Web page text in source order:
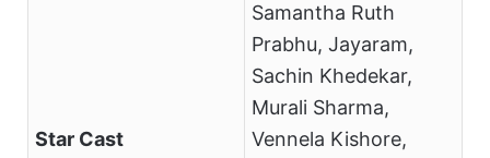
Star Cast
Samantha Ruth
Prabhu, Jayaram,
Sachin Khedekar,
Murali Sharma,
Vennela Kishore,